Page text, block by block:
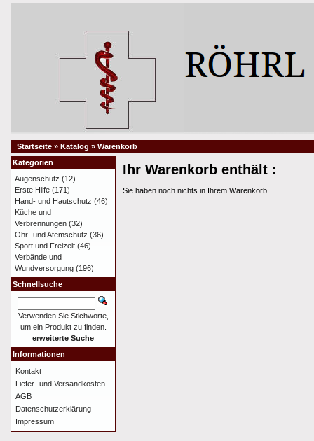
Startseite » Katalog » Warenkorb
Ihr Warenkorb enthält :
Sie haben noch nichts in Ihrem Warenkorb.
Kategorien
Augenschutz (12)
Erste Hilfe (171)
Hand- und Hautschutz (46)
Küche und
Verbrennungen (32)
Ohr- und Atemschutz (36)
Sport und Freizeit (46)
Verbände und
Wundversorgung (196)
Schnellsuche
Verwenden Sie Stichworte,
um ein Produkt zu finden.
erweiterte Suche
Informationen
Kontakt
Liefer- und Versandkosten
AGB
Datenschutzerklärung
Impressum